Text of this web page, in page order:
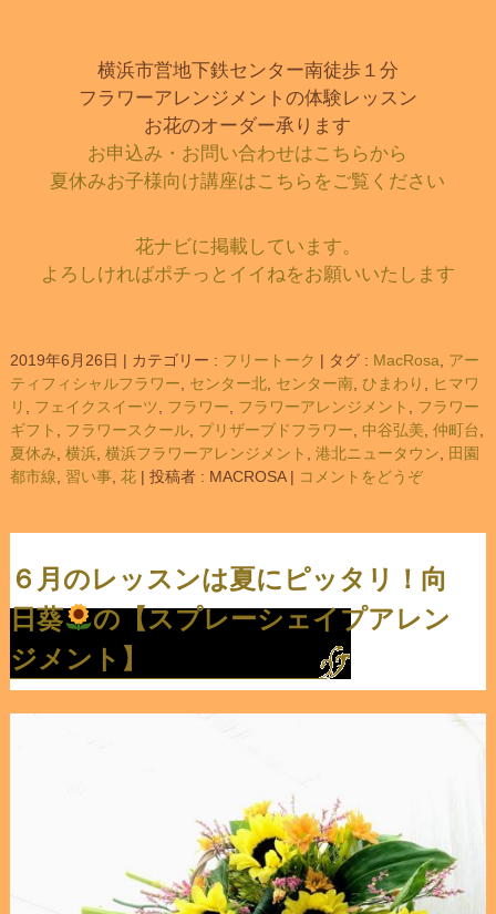
横浜市営地下鉄センター南徒歩１分
フラワーアレンジメントの体験レッスン
お花のオーダー承ります
お申込み・お問い合わせはこちらから
夏休みお子様向け講座はこちらをご覧ください
花ナビに掲載しています。
よろしければポチっとイイねをお願いいたします
2019年6月26日 | カテゴリー : フリートーク | タグ : MacRosa
アー
ティフィシャルフラワー
センター北, センター南, ひまわり
ヒマワ
リ
フェイクスイーツ フラワー フラワーアレンジメント
フラワー
ギフト
フラワースクール, プリザーブドフラワー 中谷弘美 仲町台
夏休み 横浜, 横浜フラワーアレンジメント 港北ニュータウン
田園
都市線
習い事, 花 | 投稿者 : MACROSA | コメントをどうぞ
６月のレッスンは夏にピッタリ！向
日葵
の【スプレーシェイプアレン
ジメント】